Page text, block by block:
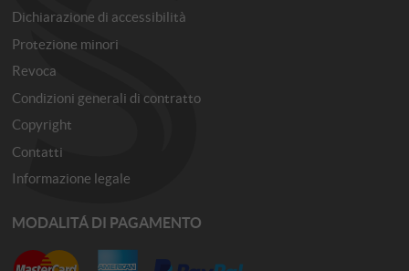
Dichiarazione di accessibilità
Protezione minori
Revoca
Condizioni generali di contratto
Copyright
Contatti
Informazione legale
MODALITÁ DI PAGAMENTO